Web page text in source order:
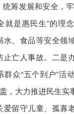
筹发展和安全，
就是惠民生”的理
水、食品等安全领
止亡人事故。二是
群众“五个到户”活
，大力推进民生
爱留守儿童、孤寡